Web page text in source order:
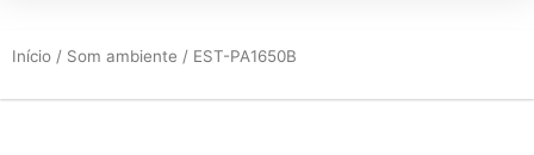
Início / Som ambiente / EST-PA1650B